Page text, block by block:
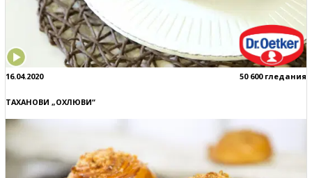
16.04.2020 50 600 гледания
ТАХАНОВИ „ОХЛЮВИ“